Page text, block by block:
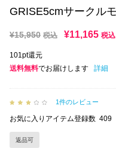
GRISE5cmサークル
¥15,950 税込 ¥11,165 税込
101pt還元
送料無料でお届けします 詳細
1件のレビュー
お気に入りアイテム登録数 409
返品可